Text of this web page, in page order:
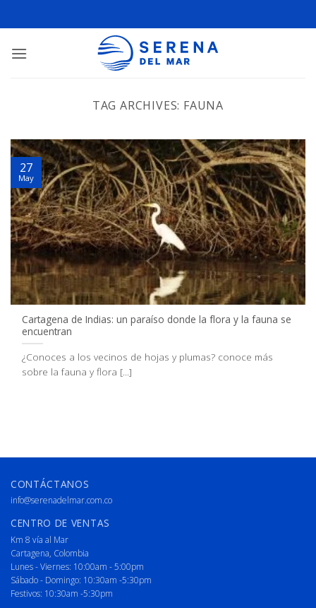
TAG ARCHIVES: FAUNA
Cartagena de Indias: un paraíso donde la flora y la fauna se
encuentran
¿Conoces a los vecinos de hojas y plumas? conoce más
sobre la fauna y flora [...]
27
May
CONTÁCTANOS
info@serenadelmar.com.co
CENTRO DE VENTAS
Km 8 vía al Mar
Cartagena, Colombia
Lunes - Viernes: 10:00am - 5:00pm
Sábado - Domingo: 10:30am -5:30pm
Festivos: 10:30am -5:30pm